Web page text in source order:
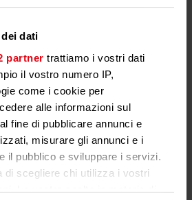
dati
partner trattiamo i vostri dati
il vostro numero IP,
come i cookie per
alle informazioni sul
fine di pubblicare annunci e
misurare gli annunci e i
il pubblico e sviluppare i servizi.
di scegliere chi utilizza i vostri
Le vostre scelte in materia di
Legionella:
verifica della presenza di
negli impianti idrici
condominiali.
Risultati:
devono essere comunicati ai
la massima trasparenza.
Immediati:
l'amministratore è tenuto ad